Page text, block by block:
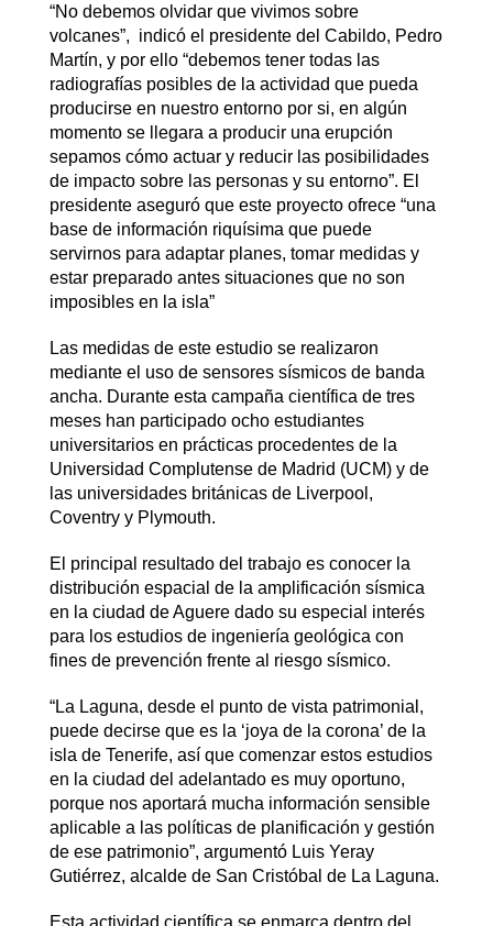
“No debemos olvidar que vivimos sobre
volcanes”, indicó el presidente del Cabildo, Pedro
Martín, y por ello “debemos tener todas las
radiografías posibles de la actividad que pueda
producirse en nuestro entorno por si, en algún
momento se llegara a producir una erupción
sepamos cómo actuar y reducir las posibilidades
de impacto sobre las personas y su entorno”. El
presidente aseguró que este proyecto ofrece “una
base de información riquísima que puede
servirnos para adaptar planes, tomar medidas y
estar preparado antes situaciones que no son
imposibles en la isla”
Las medidas de este estudio se realizaron
mediante el uso de sensores sísmicos de banda
ancha. Durante esta campaña científica de tres
meses han participado ocho estudiantes
universitarios en prácticas procedentes de la
Universidad Complutense de Madrid (UCM) y de
las universidades británicas de Liverpool,
Coventry y Plymouth.
El principal resultado del trabajo es conocer la
distribución espacial de la amplificación sísmica
en la ciudad de Aguere dado su especial interés
para los estudios de ingeniería geológica con
fines de prevención frente al riesgo sísmico.
“La Laguna, desde el punto de vista patrimonial,
puede decirse que es la ‘joya de la corona’ de la
isla de Tenerife, así que comenzar estos estudios
en la ciudad del adelantado es muy oportuno,
porque nos aportará mucha información sensible
aplicable a las políticas de planificación y gestión
de ese patrimonio”, argumentó Luis Yeray
Gutiérrez, alcalde de San Cristóbal de La Laguna.
Esta actividad científica se enmarca dentro del